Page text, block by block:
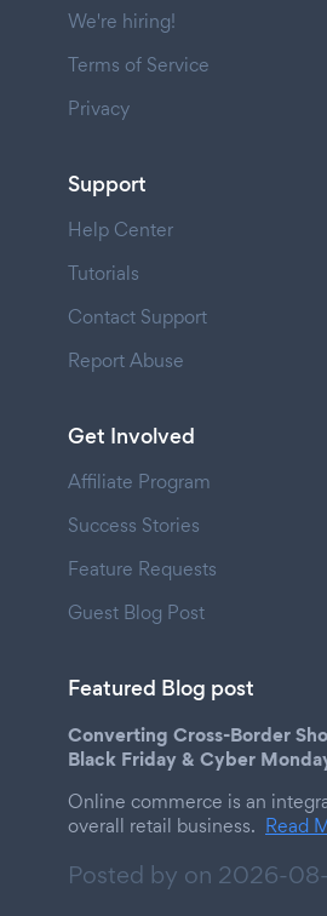
We're hiring!
Terms of Service
Privacy
Support
Help Center
Tutorials
Contact Support
Report Abuse
Get Involved
Affiliate Program
Success Stories
Feature Requests
Guest Blog Post
Featured Blog post
Converting Cross-Border
Black Friday & Cyber
Online commerce is an
overall retail business. Read
Posted by on 2026-